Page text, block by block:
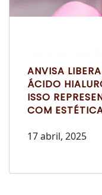
ANVISA
ÁCIDO
ISSO
COM
17 abril, 2025